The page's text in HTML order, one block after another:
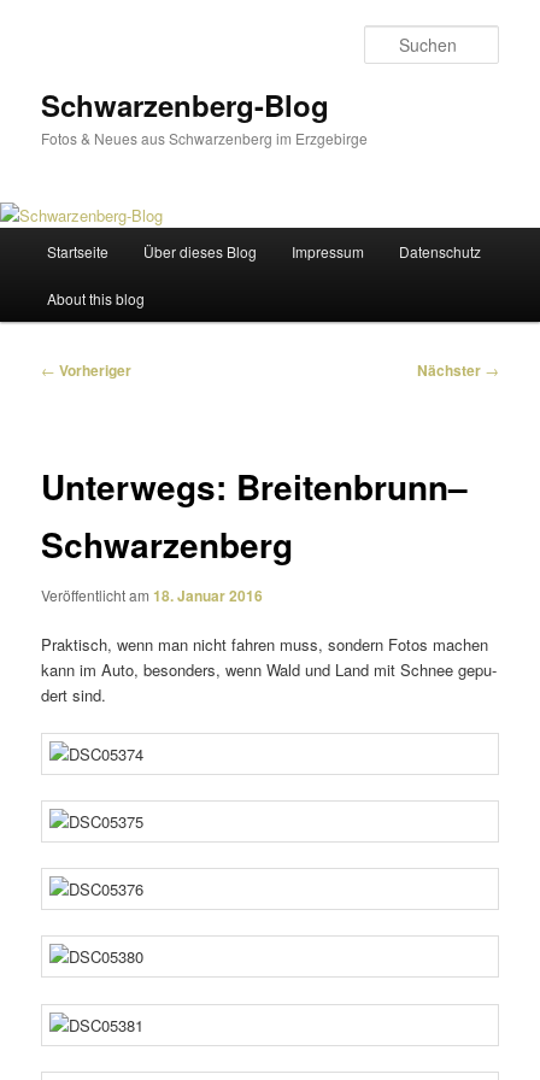
Schwarzenberg-Blog
Fotos & Neues aus Schwarzenberg im Erzgebirge
Startseite Über dieses Blog Impressum Datenschutz
About this blog
Beitragsnavigation
← Vorheriger Nächster →
Unterwegs: Breitenbrunn–
Schwarzenberg
Veröffentlicht am18. Januar 2016
Praktisch, wenn man nicht fahren muss, sondern Fotos machen
kann im Auto, beson­ders, wenn Wald und Land mit Schnee gepu­
dert sind.